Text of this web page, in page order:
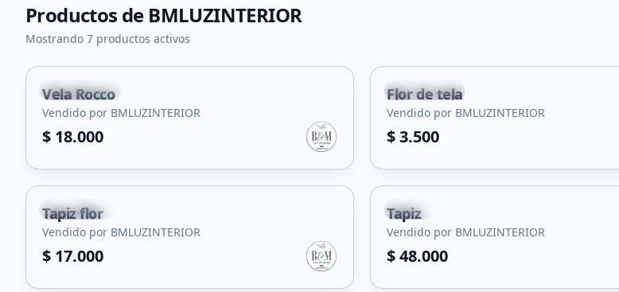
Productos de BMLUZINTERIOR
Mostrando 7 productos activos
Carpintería
Vela Rocco
Vendido por BMLUZINTERIOR
$ 18.000
Carpintería
Flor de tela
Vendido por BMLUZINTERIOR
$ 3.500
Carpintería
Tapiz flor
Vendido por BMLUZINTERIOR
$ 17.000
Carpintería
Tapiz
Vendido por BMLUZINTERIOR
$ 48.000